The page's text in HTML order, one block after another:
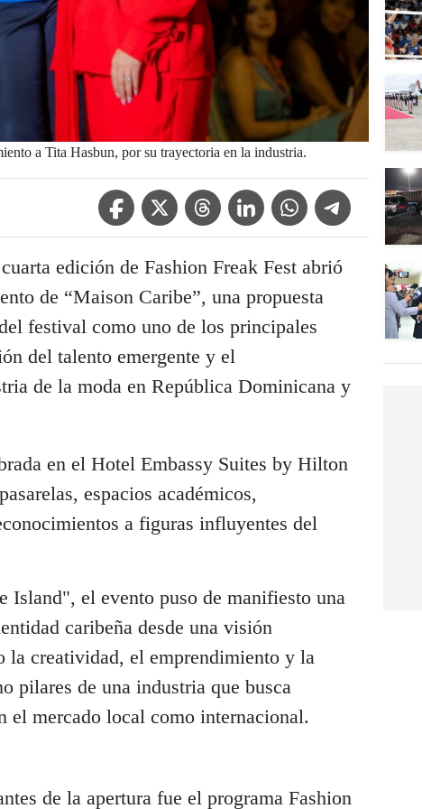
a Tita Hasbun, por su trayectoria en la industria.
Facebook IconTwitter IconThreads IconLinkedin IconWhatsApp IconTelegram Icon
edición de Fashion Freak Fest abrió
de “Maison Caribe”, una propuesta
festival como uno de los principales
del talento emergente y el
de la moda en República Dominicana y
en el Hotel Embassy Suites by Hilton
espacios académicos,
a figuras influyentes del
Island", el evento puso de manifiesto una
caribeña desde una visión
la creatividad, el emprendimiento y la
pilares de una industria que busca
el mercado local como internacional.
de la apertura fue el programa Fashion